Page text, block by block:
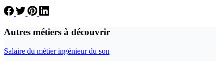
Autres métiers à découvrir
Salaire du métier ingénieur du son